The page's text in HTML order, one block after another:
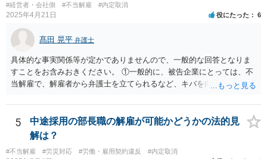
#経営者・会社側 #不当解雇 #内定取消
2025年4月21日 役にたった 6
髙田 晃平 弁護士
具体的な事実関係等が定かでありませんので、一般的な回答となりま
すことをお含みおきください。 ①一般的に、被告企業にとっては、不
当解雇で、解雇者から弁護士を立てられるなど、キバを向けられるの
ついて専門的な知識、経験を有しておりますので、労働法規上の正当
な根拠がない場合に会社側の主張を通すのは難しくなる場合が多いか
と思われます。 もっとも、依頼者本人（労働者）の意向もあります
が、一定の落し所をもって交渉に当たることもあり、早期解決を実現
することも可能になる場合もあります。 弁護士を立てられたり裁判を
5
中途採用の部長職の解雇が可能かどうかの法的見
解は？
#不当解雇 #労災対応 #労働・雇用契約違反 #内定取消